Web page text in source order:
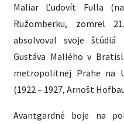
Maliar Ľudovít Fulla
Ružomberku, zomrel
absolvoval svoje
Gustáva Mallého v
metropolitnej Prahe na
(1922 – 1927, Arnošt
Avantgardné boje na